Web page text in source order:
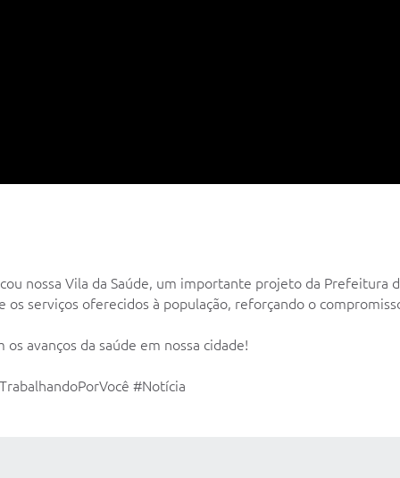
nossa Vila da Saúde, um importante projeto da Prefeitura
os serviços oferecidos à população, reforçando o
avanços da saúde em nossa cidade!
#Notícia